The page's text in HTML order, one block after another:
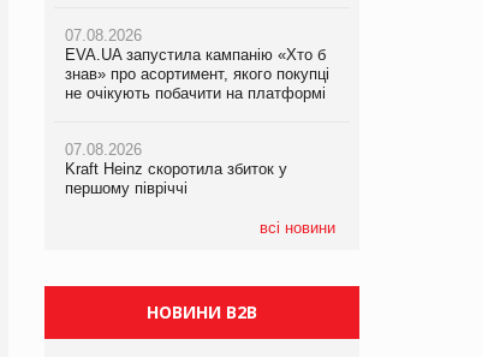
07.08.2026
EVA.UA запустила кампанію «Хто б
знав» про асортимент, якого покупці
не очікують побачити на платформі
07.08.2026
Kraft Heinz скоротила збиток у
першому півріччі
всі новини
07.08.2026
EVA.UA запустила кампанію «Хто б
знав» про асортимент, якого покупці
не очікують побачити на платформі
07.08.2026
Kraft Heinz скоротила збиток у
першому півріччі
06.08.2026
Починають діяти нові правила
імпорту продукції тваринного
НОВИНИ B2B